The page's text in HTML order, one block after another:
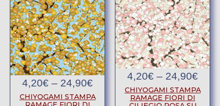
4,20€ – 24,90€
CHIYOGAMI STAMPA
4,20€ – 24,90€
CHIYOGAMI STAMPA
RAMAGE FIORI DI